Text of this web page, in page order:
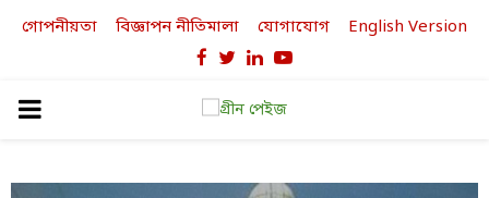
গোপনীয়তা বিজ্ঞাপন নীতিমালা যোগাযোগ English Version
Facebook
TwitterLinkedinYoutube
PRIMARY